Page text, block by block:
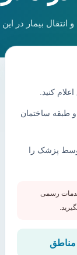
بیمار در
کنید.
طبقه ساختمان
پزشک را
رسمی